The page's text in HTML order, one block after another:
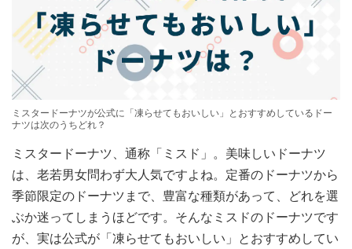
ミスタードーナツが公式に「凍らせてもおいしい」とおすすめしているドー
ナツは次のうちどれ？
ミスタードーナツ、通称「ミスド」。美味しいドーナツ
は、老若男女問わず大人気ですよね。定番のドーナツから
季節限定のドーナツまで、豊富な種類があって、どれを選
ぶか迷ってしまうほどです。そんなミスドのドーナツです
が、実は公式が「凍らせてもおいしい」とおすすめしてい